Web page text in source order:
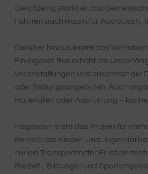
Gleichzeitig stärkt er das
Fahrten auch Raum für Austausch,
Darüber hinaus leistet das
Ein eigener Bus erhöht die
Veranstaltungen und erleichtert die
oder Bildungsangeboten. Auch
Materialien oder Ausrüstung –
Insgesamt steht das Projekt für
Bereich der Kinder- und
nur ein Transportmittel: Er ist ein
Freizeit-, Bildungs- und